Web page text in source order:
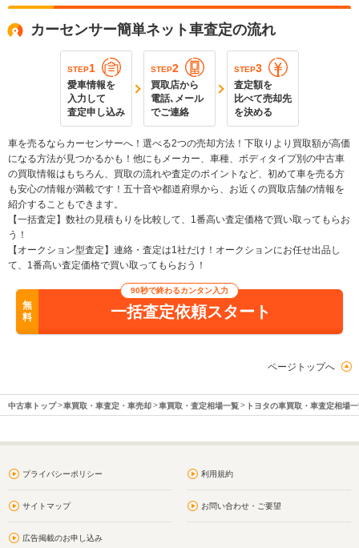
カーセンサー簡単ネット車査定の流れ
STEP1
愛車情報を
入力して
査定申し込み
STEP2
買取店から
電話､メール
でご連絡
STEP3
査定額を
比べて売却先
を決める
車を売るならカーセンサーへ！選べる2つの売却方法！下取りより買取額が高価
になる方法が見つかるかも！他にもメーカー、車種、ボディタイプ別の中古車
の買取情報はもちろん、買取の流れや査定のポイントなど、初めて車を売る方
も安心の情報が満載です！五十音や都道府県から、お近くの買取店舗の情報を
紹介することもできます。
【一括査定】数社の見積もりを比較して、1番高い査定価格で買い取ってもらお
う！
【オークション型査定】連絡・査定は1社だけ！オークションにお任せ出品し
て、1番高い査定価格で買い取ってもらおう！
無
料
90秒で終わるカンタン入力
一括査定依頼スタート
ページトップへ
中古車トップ 車買取・車査定・車売却 車買取・査定相場一覧 トヨタの車買取・車査定相場
プライバシーポリシー 利用規約
サイトマップ お問い合わせ・ご要望
広告掲載のお申し込み